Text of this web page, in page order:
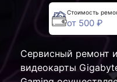
Стоимость
от 500 ₽
Сервисный ремонт
видеокарты